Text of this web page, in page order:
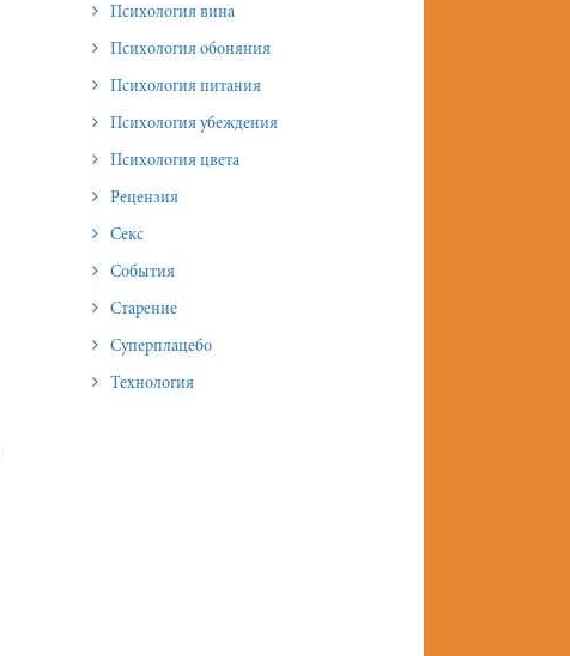
Психология вина
Психология обоняния
Психология питания
Психология убеждения
Психология цвета
Рецензия
Секс
События
Старение
Суперплацебо
Технология